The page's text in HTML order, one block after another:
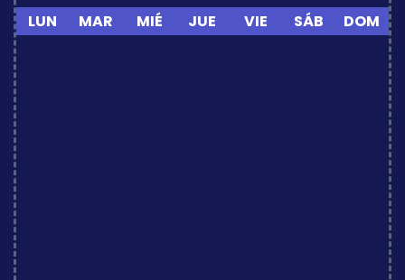
LUN MAR MIÉ JUE VIE SÁB DOM